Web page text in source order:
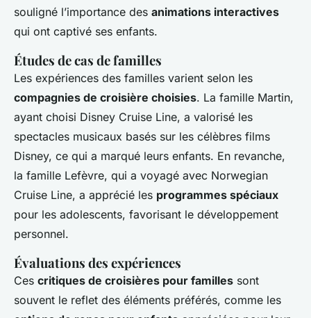
souligné l’importance des animations interactives
qui ont captivé ses enfants.
Études de cas de familles
Les expériences des familles varient selon les
compagnies de croisière choisies. La famille Martin,
ayant choisi Disney Cruise Line, a valorisé les
spectacles musicaux basés sur les célèbres films
Disney, ce qui a marqué leurs enfants. En revanche,
la famille Lefèvre, qui a voyagé avec Norwegian
Cruise Line, a apprécié les programmes spéciaux
pour les adolescents, favorisant le développement
personnel.
Évaluations des expériences
Ces critiques de croisières pour familles sont
souvent le reflet des éléments préférés, comme les